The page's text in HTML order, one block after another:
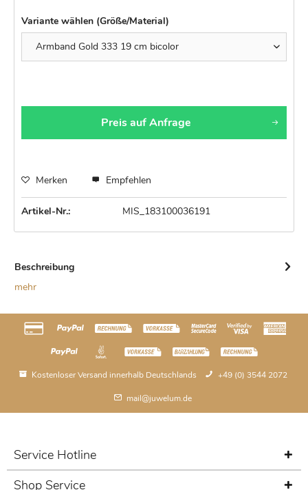
Variante wählen (Größe/Material)
Preis auf Anfrage
Merken Empfehlen
Artikel-Nr.: MIS_183100036191
Beschreibung
mehr
Kostenloser Versand innerhalb Deutschlands +49 (0) 3544 2072
mail@juwelum.de
Service Hotline
Shop Service